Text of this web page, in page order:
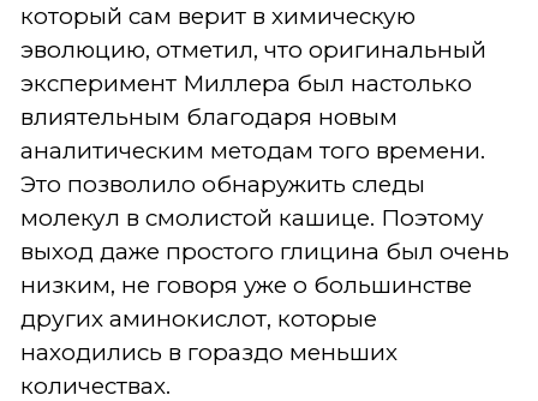
который сам верит в химическую
эволюцию, отметил, что оригинальный
эксперимент Миллера был настолько
влиятельным благодаря новым
аналитическим методам того времени.
Это позволило обнаружить следы
молекул в смолистой кашице. Поэтому
выход даже простого глицина был очень
низким, не говоря уже о большинстве
других аминокислот, которые
находились в гораздо меньших
количествах.